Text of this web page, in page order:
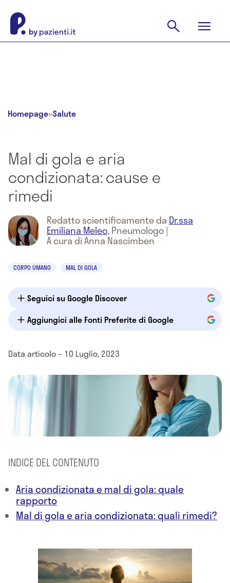
Homepage»Salute
Mal di gola e aria
condizionata: cause e
rimedi
Redatto scientificamente da Dr.ssa
Emiliana Meleo, Pneumologo|
A cura di Anna Nascimben
CORPO UMANO MAL DI GOLA
Seguici su Google Discover
Aggiungici alle Fonti Preferite di Google
Data articolo – 10 Luglio, 2023
INDICE DEL CONTENUTO
Aria condizionata e mal di gola: quale
rapporto
Mal di gola e aria condizionata: quali rimedi?